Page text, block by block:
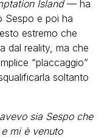
Island— ha
Sespo e poi ha
estremo che
dal reality, ma che
“placcaggio”
soltanto
sia Sespo che
mi è venuto